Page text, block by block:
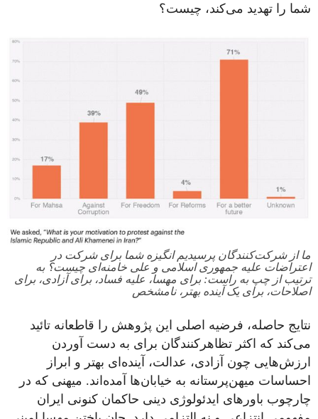
شما را تهدید می‌کند، چیست؟
ما از شرکت‌کنندگان پرسیدیم انگیزه شما برای شرکت در
اعتراضات علیه جمهوری اسلامی و علی خامنه‌ای چیست؟ به
ترتیب از چپ به راست: برای مهسا، علیه فساد، برای آزادی، برای
اصلاحات، برای یک آینده بهتر، نامشخص
نتایج حاصله، فرضیه اصلی این پژوهش را قاطعانه تائید
می‌کند که اکثر تظاهرکنندگان برای به دست آوردن
ارزش‌هایی چون آزادی، عدالت، آینده‌ای بهتر و ابراز
احساسات میهن‌پرستانه به خیابان‌ها آمده‌اند. میهنی که در
چارچوب باورهای ایدئولوژی دینی حاکمان کنونی ایران